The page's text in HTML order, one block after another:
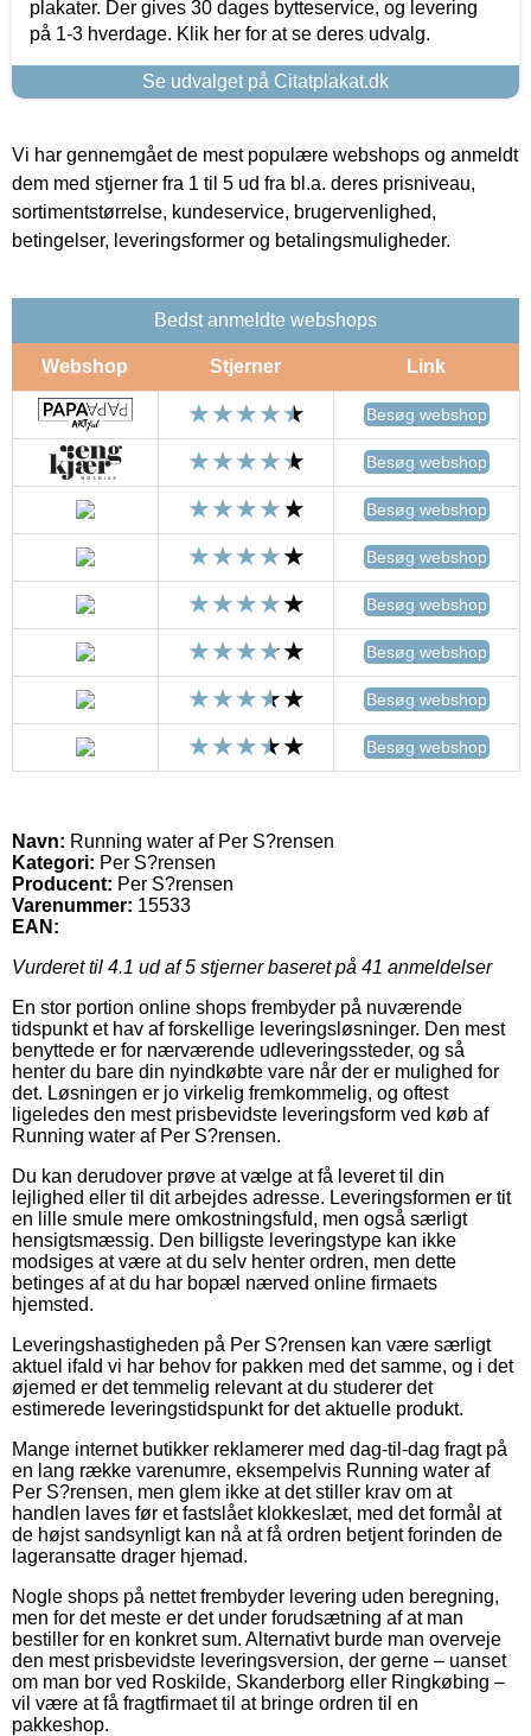
plakater. Der gives 30 dages bytteservice, og levering
på 1-3 hverdage. Klik her for at se deres udvalg.
Se udvalget på Citatplakat.dk
Vi har gennemgået de mest populære webshops og anmeldt
dem med stjerner fra 1 til 5 ud fra bl.a. deres prisniveau,
sortimentstørrelse, kundeservice, brugervenlighed,
betingelser, leveringsformer og betalingsmuligheder.
Bedst anmeldte webshops
Webshop Stjerner Link
Besøg webshop
Besøg webshop
Besøg webshop
Besøg webshop
Besøg webshop
Besøg webshop
Besøg webshop
Besøg webshop
Navn: Running water af Per S?rensen
Kategori: Per S?rensen
Producent: Per S?rensen
Varenummer: 15533
EAN:
Vurderet til 4.1 ud af 5 stjerner baseret på 41 anmeldelser
En stor portion online shops frembyder på nuværende
tidspunkt et hav af forskellige leveringsløsninger. Den mest
benyttede er for nærværende udleveringssteder, og så
henter du bare din nyindkøbte vare når der er mulighed for
det. Løsningen er jo virkelig fremkommelig, og oftest
ligeledes den mest prisbevidste leveringsform ved køb af
Running water af Per S?rensen.
Du kan derudover prøve at vælge at få leveret til din
lejlighed eller til dit arbejdes adresse. Leveringsformen er tit
en lille smule mere omkostningsfuld, men også særligt
hensigtsmæssig. Den billigste leveringstype kan ikke
modsiges at være at du selv henter ordren, men dette
betinges af at du har bopæl nærved online firmaets
hjemsted.
Leveringshastigheden på Per S?rensen kan være særligt
aktuel ifald vi har behov for pakken med det samme, og i det
øjemed er det temmelig relevant at du studerer det
estimerede leveringstidspunkt for det aktuelle produkt.
Mange internet butikker reklamerer med dag-til-dag fragt på
en lang række varenumre, eksempelvis Running water af
Per S?rensen, men glem ikke at det stiller krav om at
handlen laves før et fastslået klokkeslæt, med det formål at
de højst sandsynligt kan nå at få ordren betjent forinden de
lageransatte drager hjemad.
Nogle shops på nettet frembyder levering uden beregning,
men for det meste er det under forudsætning af at man
bestiller for en konkret sum. Alternativt burde man overveje
den mest prisbevidste leveringsversion, der gerne – uanset
om man bor ved Roskilde, Skanderborg eller Ringkøbing –
vil være at få fragtfirmaet til at bringe ordren til en
pakkeshop.